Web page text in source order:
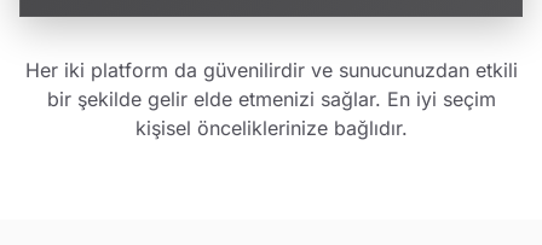
Her iki platform da güvenilirdir ve sunucunuzdan etkili
bir şekilde gelir elde etmenizi sağlar. En iyi seçim
kişisel önceliklerinize bağlıdır.